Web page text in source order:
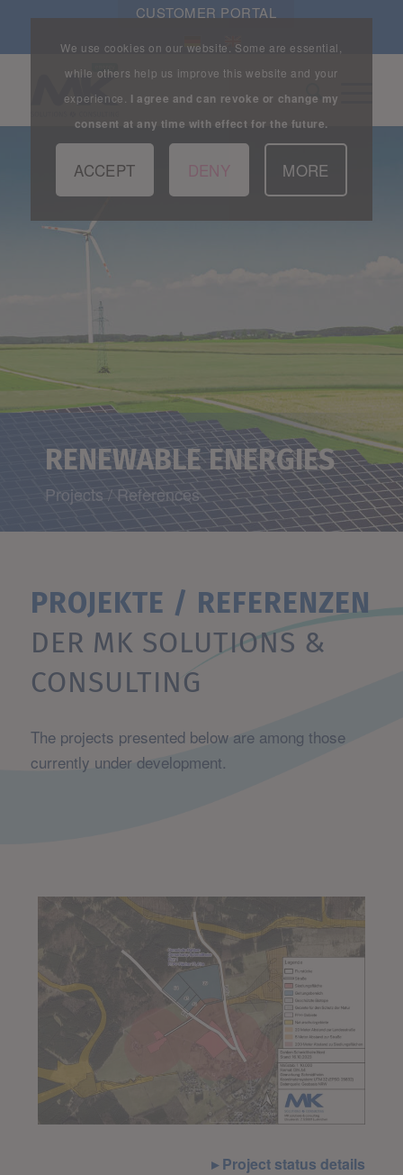
CUSTOMER PORTAL
RENEWABLE ENERGIES
Projects / References
PROJEKTE / REFERENZEN
DER MK SOLUTIONS &
CONSULTING
The projects presented below are among those
currently under development.
Project status details
We use cookies on our website. Some are essential,
while others help us improve this website and your
experience. I agree and can revoke or change my
consent at any time with effect for the future.
ACCEPT DENY MORE